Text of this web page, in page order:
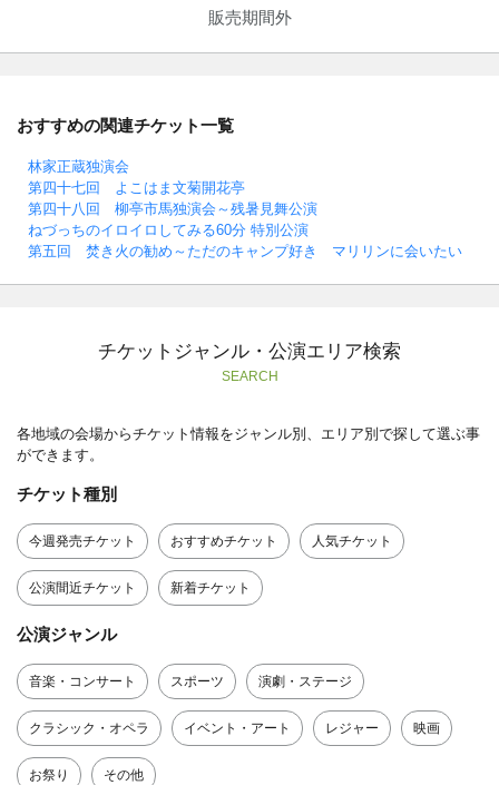
販売期間外
おすすめの関連チケット一覧
林家正蔵独演会
第四十七回 よこはま文菊開花亭
第四十八回 柳亭市馬独演会～残暑見舞公演
ねづっちのイロイロしてみる60分 特別公演
第五回 焚き火の勧め～ただのキャンプ好き マリリンに会いたい
チケットジャンル・公演エリア検索
SEARCH
各地域の会場からチケット情報をジャンル別、エリア別で探して選ぶ事
ができます。
チケット種別
今週発売チケット おすすめチケット 人気チケット
公演間近チケット 新着チケット
公演ジャンル
音楽・コンサート スポーツ 演劇・ステージ
クラシック・オペラ イベント・アート レジャー 映画
お祭り その他